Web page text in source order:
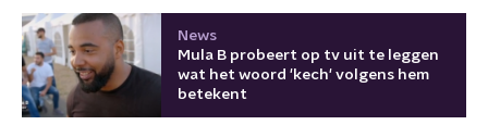
News
Mula B probeert op tv uit te leggen
wat het woord 'kech' volgens hem
betekent